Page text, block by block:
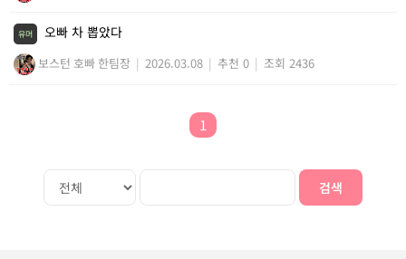
유머 오빠 차 뽑았다
보스턴 호빠 한팀장 | 2026.03.08 | 추천 0 | 조회 2436
1
검색